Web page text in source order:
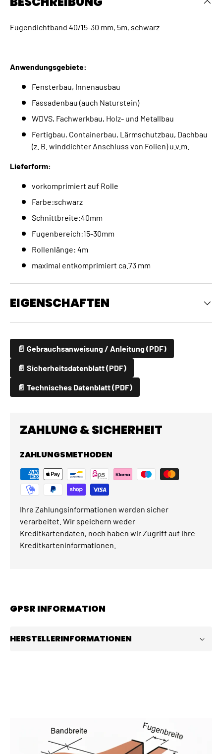
Fugendichtband 40/15-30 mm, 5m, schwarz
Anwendungsgebiete:
Fensterbau, Innenausbau
Fassadenbau (auch Naturstein)
WDVS, Fachwerkbau, Holz- und Metallbau
Fertigbau, Containerbau, Lärmschutzbau, Dachbau
(z. B. winddichter Anschluss von Folien) u.v.m.
Lieferform:
vorkomprimiert auf Rolle
Farbe:schwarz
Schnittbreite:40mm
Fugenbereich:15-30mm
Rollenlänge: 4m
maximal entkomprimiert ca.73 mm
EIGENSCHAFTEN
📄 Gebrauchsanweisung / Anleitung (PDF)
📄 Sicherheitsdatenblatt (PDF)
📄 Technisches Datenblatt (PDF)
ZAHLUNG & SICHERHEIT
ZAHLUNGSMETHODEN
Ihre Zahlungsinformationen werden sicher
verarbeitet. Wir speichern weder
Kreditkartendaten, noch haben wir Zugriff auf Ihre
Kreditkarteninformationen.
GPSR INFORMATION
HERSTELLERINFORMATIONEN